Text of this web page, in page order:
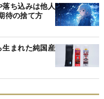
落ち込みは他人
待の捨て方
まれた純国産